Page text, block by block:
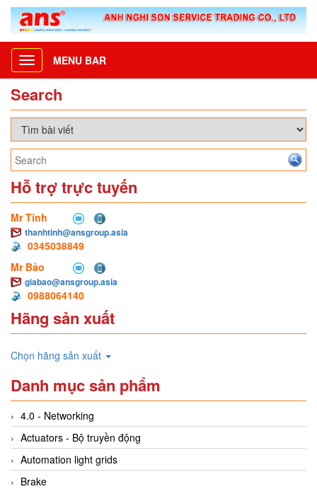
Toggle
navigation
MENU BAR
Search
Hỗ trợ trực tuyến
Mr Tính
thanhtinh@ansgroup.asia
0345038849
Mr Bảo
giabao@ansgroup.asia
0988064140
Hãng sản xuất
Chọn hãng sản xuất
Danh mục sản phẩm
4.0 - Networking
Actuators - Bộ truyền động
Automation light grids
Brake